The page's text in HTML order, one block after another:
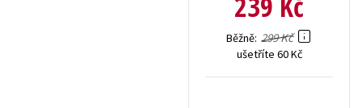
Běžně 299 Kč
ušetříte 60 Kč